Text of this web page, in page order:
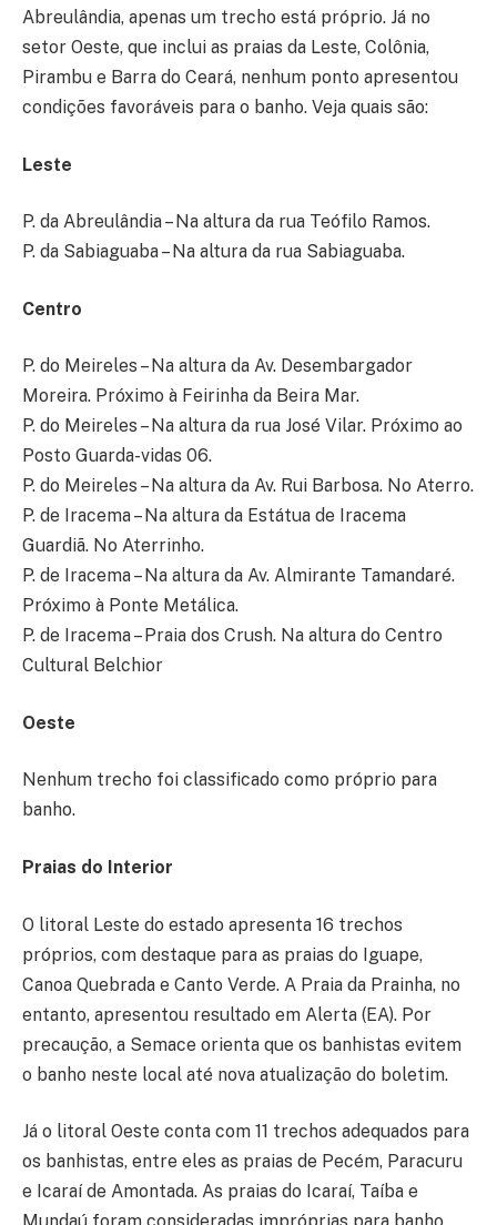
Abreulândia, apenas um trecho está próprio. Já no
setor Oeste, que inclui as praias da Leste, Colônia,
Pirambu e Barra do Ceará, nenhum ponto apresentou
condições favoráveis para o banho. Veja quais são:
Leste
P. da Abreulândia – Na altura da rua Teófilo Ramos.
P. da Sabiaguaba – Na altura da rua Sabiaguaba.
Centro
P. do Meireles – Na altura da Av. Desembargador
Moreira. Próximo à Feirinha da Beira Mar.
P. do Meireles – Na altura da rua José Vilar. Próximo ao
Posto Guarda-vidas 06.
P. do Meireles – Na altura da Av. Rui Barbosa. No Aterro.
P. de Iracema – Na altura da Estátua de Iracema
Guardiã. No Aterrinho.
P. de Iracema – Na altura da Av. Almirante Tamandaré.
Próximo à Ponte Metálica.
P. de Iracema – Praia dos Crush. Na altura do Centro
Cultural Belchior
Oeste
Nenhum trecho foi classificado como próprio para
banho.
Praias do Interior
O litoral Leste do estado apresenta 16 trechos
próprios, com destaque para as praias do Iguape,
Canoa Quebrada e Canto Verde. A Praia da Prainha, no
entanto, apresentou resultado em Alerta (EA). Por
precaução, a Semace orienta que os banhistas evitem
o banho neste local até nova atualização do boletim.
Já o litoral Oeste conta com 11 trechos adequados para
os banhistas, entre eles as praias de Pecém, Paracuru
e Icaraí de Amontada. As praias do Icaraí, Taíba e